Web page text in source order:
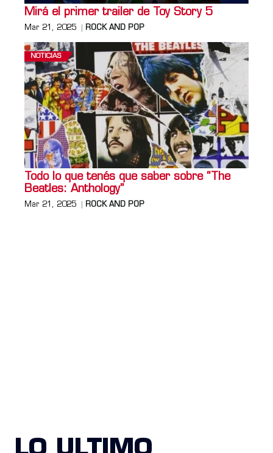
Mirá el primer trailer de Toy Story 5
Mar 21, 2025 ROCK AND POP
NOTICIAS
Todo lo que tenés que saber sobre “The
Beatles: Anthology”
Mar 21, 2025 ROCK AND POP